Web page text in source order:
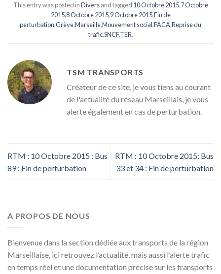
This entry was posted inDiversand tagged 10 Octobre 2015,7 Octobre
2015,8 Octobre 2015,9 Octobre 2015,Fin de
perturbation,Grève,Marseille,Mouvement social,PACA,Reprise du
trafic,SNCF,TER.
TSM TRANSPORTS
Créateur de ce site, je vous tiens au courant
de l'actualité du réseau Marseillais, je vous
alerte également en cas de perturbation.
RTM : 10 Octobre 2015 : Bus
89 : Fin de perturbation
RTM : 10 Octobre 2015: Bus
33 et 34 : Fin de perturbation
A PROPOS DE NOUS
Bienvenue dans la section dédiée aux transports de la région
Marseillaise, ici retrouvez l’actualité, mais aussi l’alerte trafic
en temps réel et une documentation précise sur les transports